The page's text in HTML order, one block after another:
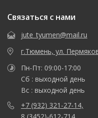
Связаться с нами
jute_tyumen@mail.ru
г.Тюмень, ул.
Пн-Пт: 09:00-17:00
Сб : выходной день
Вс : выходной день
+7 (932) 321-27-14,